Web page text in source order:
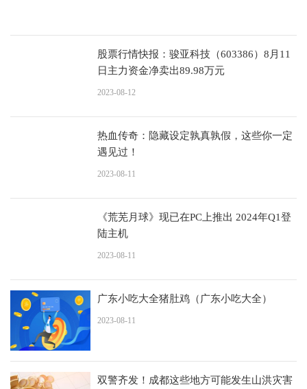
股票行情快报：骏亚科技（603386）8月11
日主力资金净卖出89.98万元
2023-08-12
热血传奇：隐藏设定孰真孰假，这些你一定
遇见过！
2023-08-11
《荒芜月球》现已在PC上推出 2024年Q1登
陆主机
2023-08-11
广东小吃大全猪肚鸡（广东小吃大全）
2023-08-11
双警齐发！成都这些地方可能发生山洪灾害